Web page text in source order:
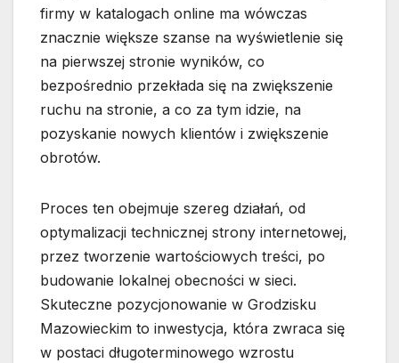
firmy w katalogach online ma wówczas
znacznie większe szanse na wyświetlenie się
na pierwszej stronie wyników, co
bezpośrednio przekłada się na zwiększenie
ruchu na stronie, a co za tym idzie, na
pozyskanie nowych klientów i zwiększenie
obrotów.
Proces ten obejmuje szereg działań, od
optymalizacji technicznej strony internetowej,
przez tworzenie wartościowych treści, po
budowanie lokalnej obecności w sieci.
Skuteczne pozycjonowanie w Grodzisku
Mazowieckim to inwestycja, która zwraca się
w postaci długoterminowego wzrostu